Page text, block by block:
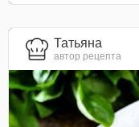
Татьяна
автор рецепта